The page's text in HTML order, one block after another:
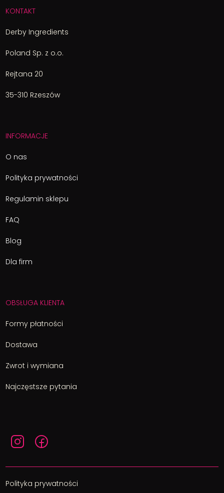
KONTAKT
Derby Ingredients
Poland Sp. z o.o.
Rejtana 20
35-310 Rzeszów
INFORMACJE
O nas
Polityka prywatności
Regulamin sklepu
FAQ
Blog
Dla firm
OBSŁUGA KLIENTA
Formy płatności
Dostawa
Zwrot i wymiana
Najczęstsze pytania
Polityka prywatności